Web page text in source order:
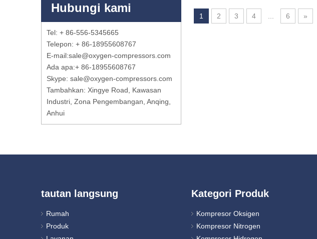
Hubungi kami
Tel: + 86-556-5345665
Telepon: + 86-18955608767
E-mail:sale@oxygen-compressors.com
Ada apa:+ 86-18955608767
Skype: sale@oxygen-compressors.com
Tambahkan: Xingye Road, Kawasan
Industri, Zona Pengembangan, Anqing,
Anhui
1 2 3 4 6 »
tautan langsung
Rumah
Produk
Kategori Produk
Kompresor Oksigen
Kompresor Nitrogen